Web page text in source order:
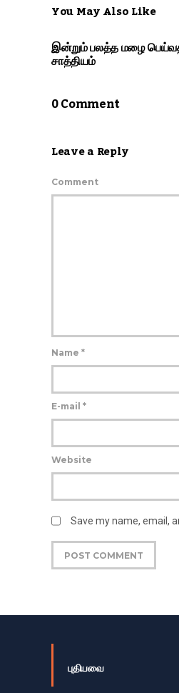
You May Also Like
இன்றும் பலத்த மழை
சாத்தியம்
0 Comment
Leave a Reply
Comment
Name *
E-mail *
Website
Save my name, email,
புதியவை